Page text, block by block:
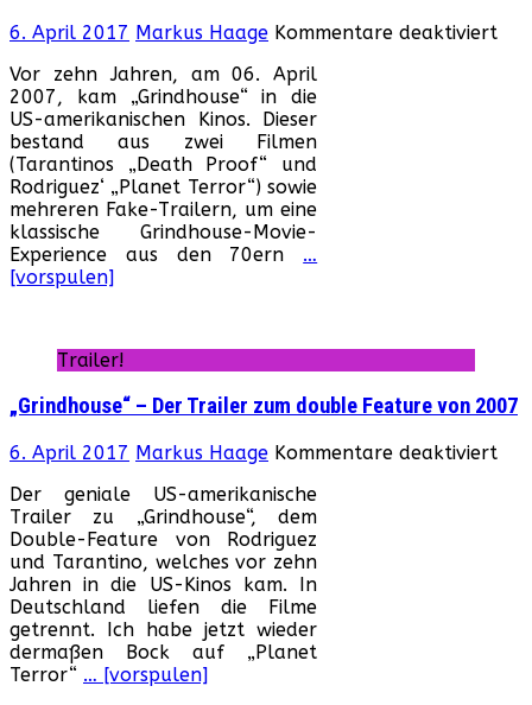
6. April 2017 Markus Haage Kommentare deaktiviert
Vor zehn Jahren, am 06. April
2007, kam „Grindhouse“ in die
US-amerikanischen Kinos. Dieser
bestand aus zwei Filmen
(Tarantinos „Death Proof“ und
Rodriguez‘ „Planet Terror“) sowie
mehreren Fake-Trailern, um eine
klassische Grindhouse-Movie-
Experience aus den 70ern …
[vorspulen]
Trailer!
„Grindhouse“ – Der Trailer zum double Feature von 2007
6. April 2017 Markus Haage Kommentare deaktiviertfür
Der geniale US-amerikanische
Trailer zu „Grindhouse“, dem
Double-Feature von Rodriguez
und Tarantino, welches vor zehn
Jahren in die US-Kinos kam. In
Deutschland liefen die Filme
getrennt. Ich habe jetzt wieder
dermaßen Bock auf „Planet
Terror“ … [vorspulen]